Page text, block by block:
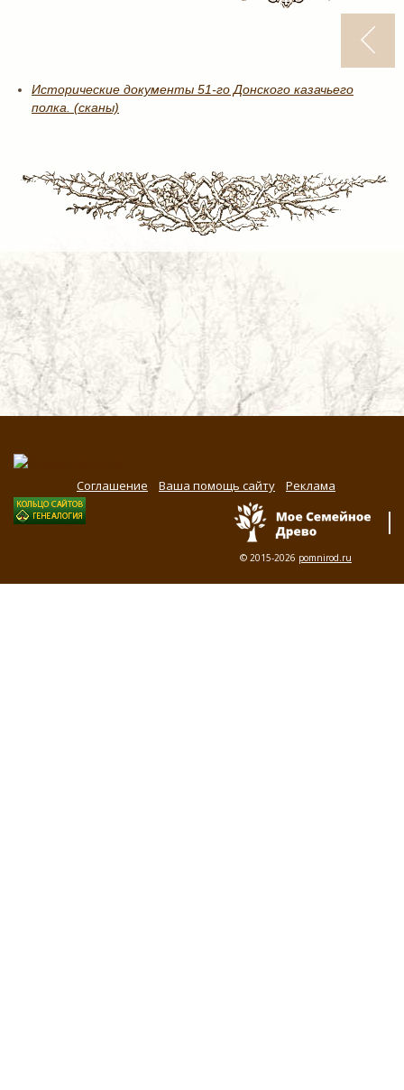
Исторические документы 51-го Донского казачьего
полка. (сканы)
Соглашение Ваша помощь сайту Реклама
© 2015-2026 pomnirod.ru